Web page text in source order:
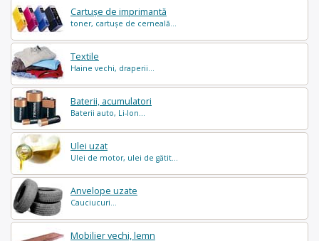
Cartușe de imprimantă
toner, cartușe de cerneală...
Textile
Haine vechi, draperii...
Baterii, acumulatori
Baterii auto, Li-Ion...
Ulei uzat
Ulei de motor, ulei de gătit...
Anvelope uzate
Cauciucuri...
Mobilier vechi, lemn